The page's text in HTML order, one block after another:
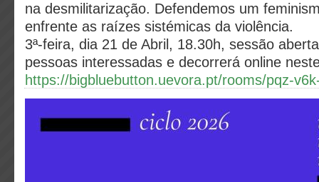
na desmilitarização. Defendemos um
enfrente as raízes sistémicas da violência.
3ª-feira, dia 21 de Abril, 18.30h, sessão
pessoas interessadas e decorrerá online
https://bigbluebutton.uevora.pt/rooms/pqz-